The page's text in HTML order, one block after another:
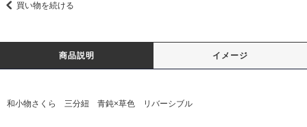
買い物を続ける
商品説明 イメージ
和小物さくら 三分紐 青鈍×草色 リバーシブル